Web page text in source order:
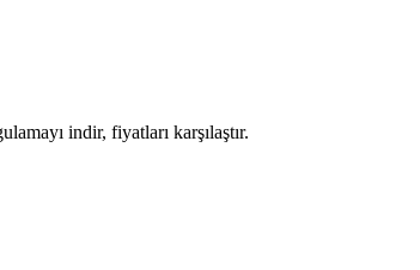
indir, fiyatları karşılaştır.